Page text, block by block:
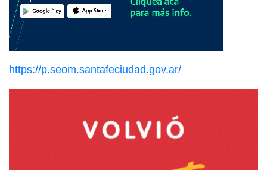
https://p.seom.santafeciudad.gov.ar/